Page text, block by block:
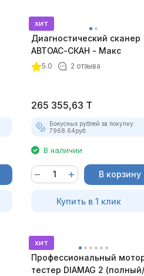
покупателей
хит
Диагностический сканер
АВТОАС-СКАН - Макс
5.0 2 отзыва
265 355,63 T
Бонусных рублей за покупку:
7968.64руб.
В наличии
В корзину
Купить в 1 клик
хит
Профессиональный
тестер DIAMAG 2 (полный/